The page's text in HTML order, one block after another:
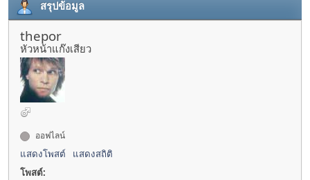
สรุปข้อมูล
thepor
หัวหน้าแก๊งเสียว
ออฟไลน์
แสดงโพสต์
แสดงสถิติ
โพสต์: